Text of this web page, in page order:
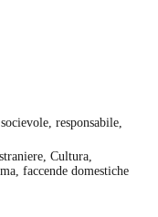
responsabile,
Cultura,
faccende domestiche